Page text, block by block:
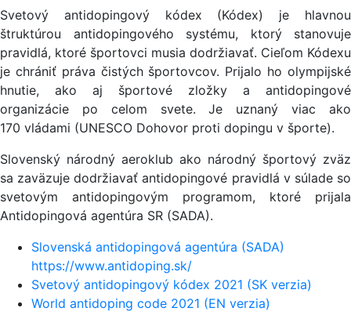
Svetový antidopingový kódex (Kódex) je hlavnou
štruktúrou antidopingového systému, ktorý stanovuje
pravidlá, ktoré športovci musia dodržiavať. Cieľom Kódexu
je chrániť práva čistých športovcov. Prijalo ho olympijské
hnutie, ako aj športové zložky a antidopingové
organizácie po celom svete. Je uznaný viac ako
170 vládami (UNESCO Dohovor proti dopingu v športe).
Slovenský národný aeroklub ako národný športový zväz
sa zaväzuje dodržiavať antidopingové pravidlá v súlade so
svetovým antidopingovým programom, ktoré prijala
Antidopingová agentúra SR (SADA).
Slovenská antidopingová agentúra (SADA)
https://www.antidoping.sk/
Svetový antidopingový kódex 2021 (SK verzia)
World antidoping code 2021 (EN verzia)